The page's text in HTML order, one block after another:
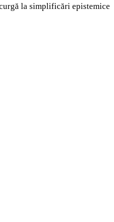
la simplificări epistemice